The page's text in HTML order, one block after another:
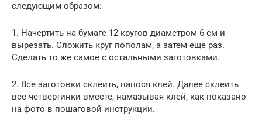
следующим образом:
1. Начертить на бумаге 12 кругов диаметром 6 см и
вырезать. Сложить круг пополам, а затем еще раз.
Сделать то же самое с остальными заготовками.
2. Все заготовки склеить, нанося клей. Далее склеить
все четвертинки вместе, намазывая клей, как показано
на фото в пошаговой инструкции.